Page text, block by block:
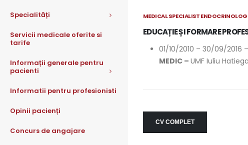
Specialități
Servicii medicale oferite si
tarife
Informații generale pentru
pacienti
Informatii pentru profesionisti
Opinii pacienți
Concurs de angajare
MEDICAL SPECIALIST ENDOCRINOLOG
EDUCAȚIE ȘI FORMARE
01/10/2010 – 30/09/2016
MEDIC – UMF Iuliu
CV COMPLET